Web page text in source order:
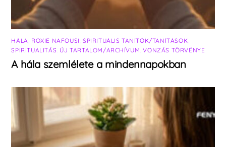
HÁLA ROXIE NAFOUSI SPIRITUÁLIS TANÍTÓK/TANÍTÁSOK
SPIRITUALITÁS ÚJ TARTALOM/ARCHÍVUM ,VONZÁS TÖRVÉNYE
A hála szemlélete a mindennapokban